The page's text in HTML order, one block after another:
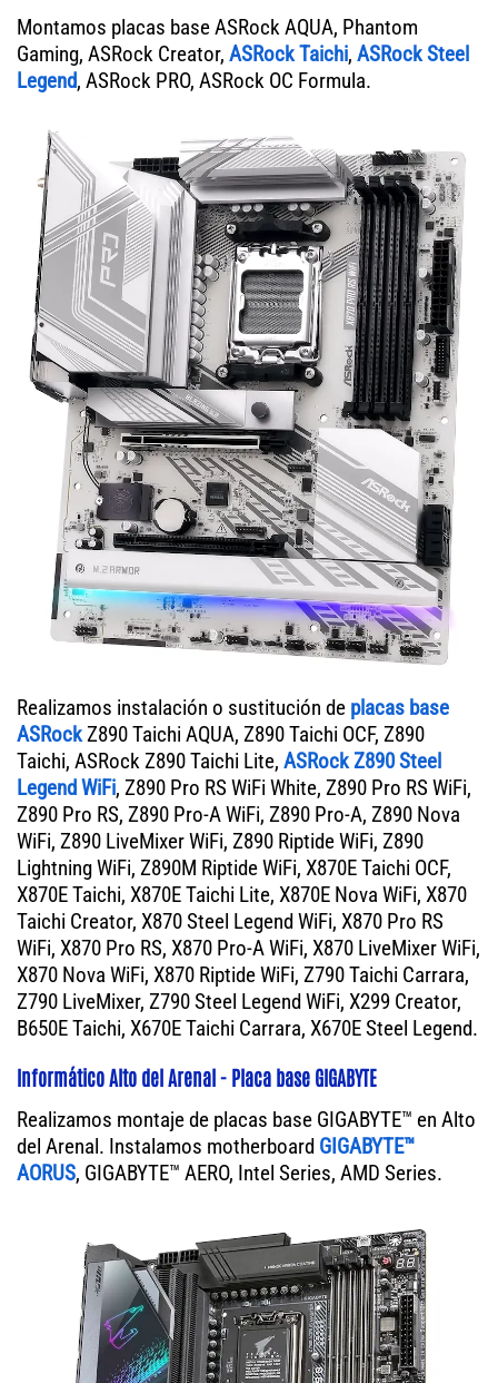
Montamos placas base ASRock AQUA, Phantom
Gaming, ASRock Creator, ASRock Taichi, ASRock Steel
Legend, ASRock PRO, ASRock OC Formula.
Realizamos instalación o sustitución de placas base
ASRockZ890 Taichi AQUA, Z890 Taichi OCF, Z890
Taichi, ASRock Z890 Taichi Lite, ASRock Z890 Steel
Legend WiFi, Z890 Pro RS WiFi White, Z890 Pro RS WiFi,
Z890 Pro RS, Z890 Pro-A WiFi, Z890 Pro-A, Z890 Nova
WiFi, Z890 LiveMixer WiFi, Z890 Riptide WiFi, Z890
Lightning WiFi, Z890M Riptide WiFi, X870E Taichi OCF,
X870E Taichi, X870E Taichi Lite, X870E Nova WiFi, X870
Taichi Creator, X870 Steel Legend WiFi, X870 Pro RS
WiFi, X870 Pro RS, X870 Pro-A WiFi, X870 LiveMixer WiFi,
X870 Nova WiFi, X870 Riptide WiFi, Z790 Taichi Carrara,
Z790 LiveMixer, Z790 Steel Legend WiFi, X299 Creator,
B650E Taichi, X670E Taichi Carrara, X670E Steel Legend.
Informático Alto del Arenal - Placa base GIGABYTE
Realizamos montaje de placas base GIGABYTE™ en Alto
del Arenal. Instalamos motherboard GIGABYTE™
AORUS, GIGABYTE™ AERO, Intel Series, AMD Series.